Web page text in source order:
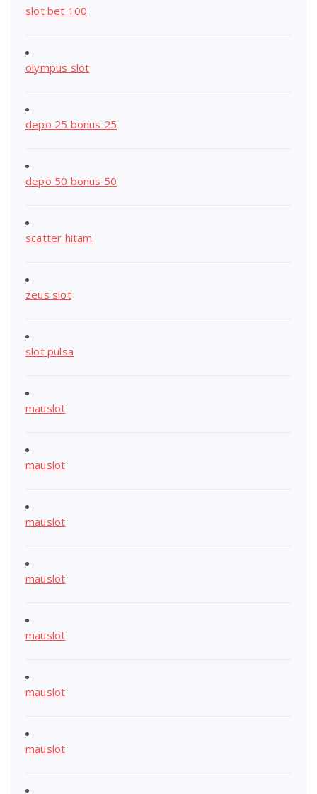
slot bet 100
olympus slot
depo 25 bonus 25
depo 50 bonus 50
scatter hitam
zeus slot
slot pulsa
mauslot
mauslot
mauslot
mauslot
mauslot
mauslot
mauslot